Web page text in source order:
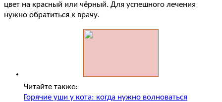
цвет на красный или чёрный. Для успешного лечения
нужно обратиться к врачу.
Читайте также:
Горячие уши у кота: когда нужно волноваться